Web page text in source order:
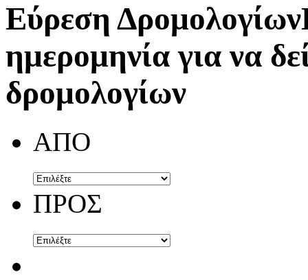
Εύρεση Δρομολογίων
ημερομηνία για να
δρομολογίων
ΑΠΟ
ΠΡΟΣ